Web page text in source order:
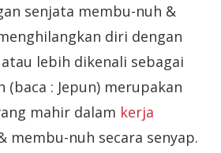
senjata membu-nuh &
diri dengan
lebih dikenali sebagai
: Jepun) merupakan
mahir dalam kerja
membu-nuh secara senyap.